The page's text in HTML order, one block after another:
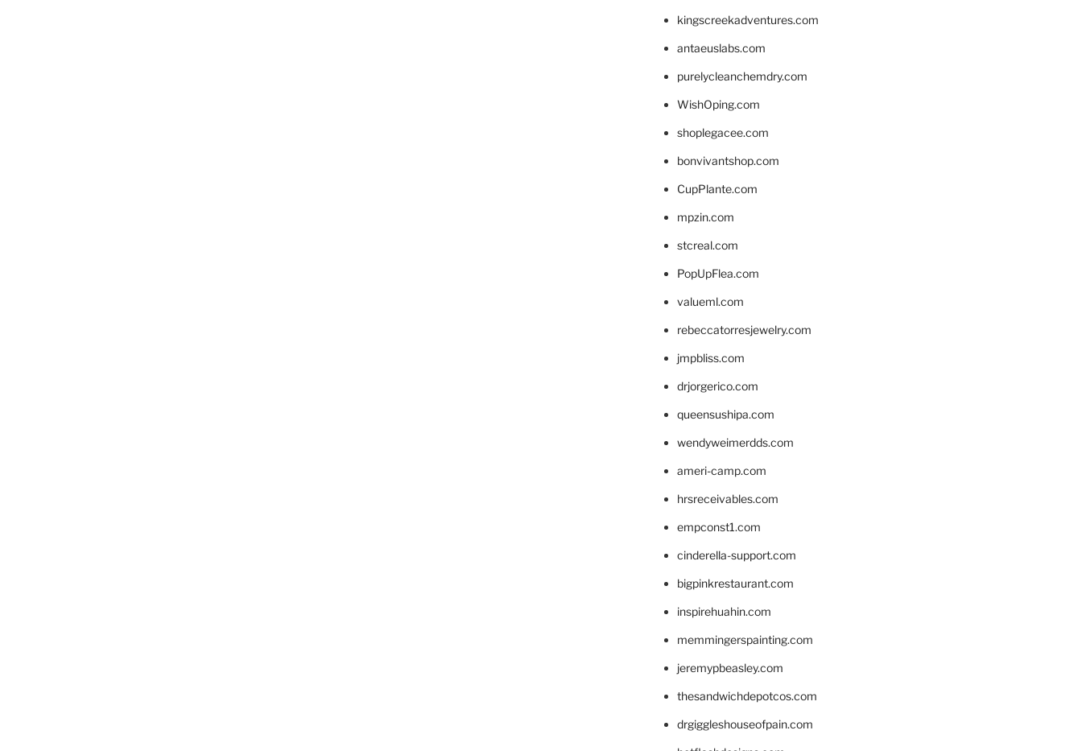
kingscreekadventures.com
antaeuslabs.com
purelycleanchemdry.com
WishOping.com
shoplegacee.com
bonvivantshop.com
CupPlante.com
mpzin.com
stcreal.com
PopUpFlea.com
valueml.com
rebeccatorresjewelry.com
jmpbliss.com
drjorgerico.com
queensushipa.com
wendyweimerdds.com
ameri-camp.com
hrsreceivables.com
empconst1.com
cinderella-support.com
bigpinkrestaurant.com
inspirehuahin.com
memmingerspainting.com
jeremypbeasley.com
thesandwichdepotcos.com
drgiggleshouseofpain.com